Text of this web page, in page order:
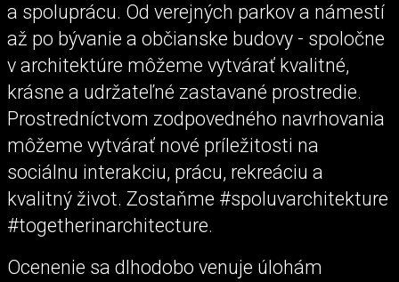
a spoluprácu. Od verejných parkov a námestí
až po bývanie a občianske budovy - spoločne
v architektúre môžeme vytvárať kvalitné,
krásne a udržateľné zastavané prostredie.
Prostredníctvom zodpovedného navrhovania
môžeme vytvárať nové príležitosti na
sociálnu interakciu, prácu, rekreáciu a
kvalitný život. Zostaňme #spoluvarchitekture
#togetherinarchitecture.
Ocenenie sa dlhodobo venuje úlohám